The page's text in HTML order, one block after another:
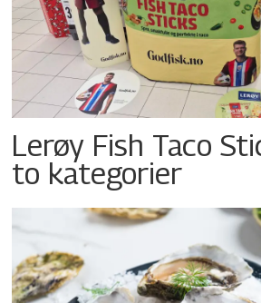
Lerøy Fish Taco
to kategorier